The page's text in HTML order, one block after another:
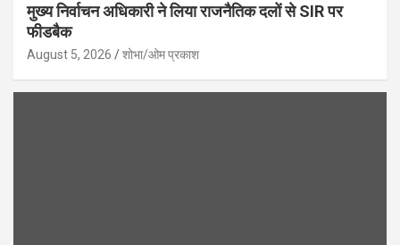
मुख्य निर्वाचन अधिकारी ने लिया राजनैतिक दलों से SIR पर
फीडबैक
August 5, 2026 शोभा/ओम प्रकाश